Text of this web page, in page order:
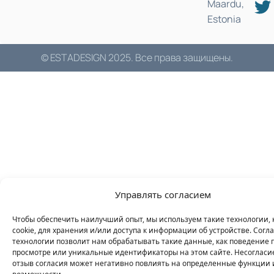
Управлять согласием
Чтобы обеспечить наилучший опыт, мы используем такие технологии,
cookie, для хранения и/или доступа к информации об устройстве.
технологии позволит нам обрабатывать такие данные, как поведение
просмотре или уникальные идентификаторы на этом сайте.
отзыв согласия может негативно повлиять на определенные функции
Maardu,
Estonia
© ESTADESIGN 2025. Все права защищены.